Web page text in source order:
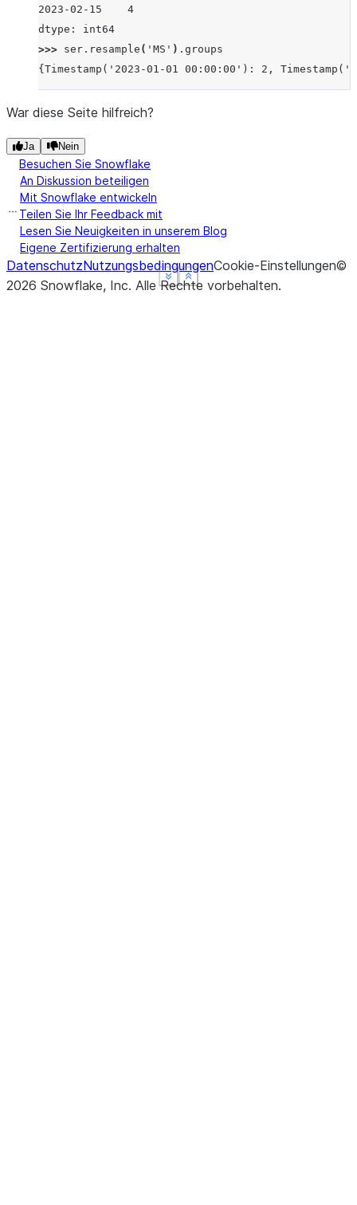
Show less
See more
Show less
See more
2023-02-15    4
dtype: int64
>>> ser . resample ( 'MS' ) . groups
{Timestamp('2023-01-01 00:00:00'): 2,
Show less
See more
War diese Seite hilfreich?
Ja Nein
Besuchen Sie Snowflake
An Diskussion beteiligen
Mit Snowflake entwickeln
Teilen Sie Ihr Feedback mit
Lesen Sie Neuigkeiten in unserem Blog
Eigene Zertifizierung erhalten
DatenschutzNutzungsbedingungenCookie-Einstellungen©
2026 Snowflake, Inc. Alle Rechte vorbehalten.